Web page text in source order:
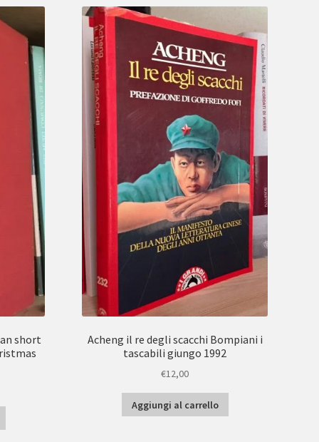
short
Acheng il re degli scacchi Bompiani i
tascabili giungo 1992
€12,00
Aggiungi al carrello